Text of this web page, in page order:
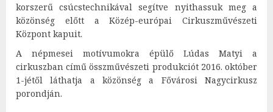
korszerű csúcstechnikával segítve nyithassuk meg a
közönség előtt a Közép-európai Cirkuszművészeti
Központ kapuit.
A népmesei motívumokra épülő Lúdas Matyi a
cirkuszban című összművészeti produkciót 2016. október
1-jétől láthatja a közönség a Fővárosi Nagycirkusz
porondján.